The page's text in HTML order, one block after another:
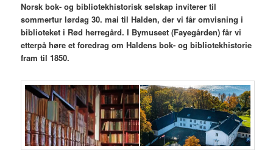
Norsk bok- og bibliotekhistorisk selskap inviterer til
sommertur lørdag 30. mai til Halden, der vi får omvisning i
biblioteket i Rød herregård. I Bymuseet (Fayegården) får vi
etterpå høre et foredrag om Haldens bok- og bibliotekhistorie
fram til 1850.